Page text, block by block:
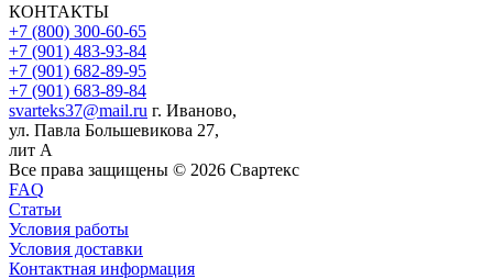
КОНТАКТЫ
+7 (800) 300-60-65
+7 (901) 483-93-84
+7 (901) 682-89-95
+7 (901) 683-89-84
svarteks37@mail.ru г. Иваново,
ул. Павла Большевикова 27,
лит А
Все права защищены © 2026 Свартекс
FAQ
Статьи
Условия работы
Условия доставки
Контактная информация